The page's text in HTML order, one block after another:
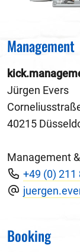
Management
Jürgen Evers
40215
Management
+49 (0) 211
Booking